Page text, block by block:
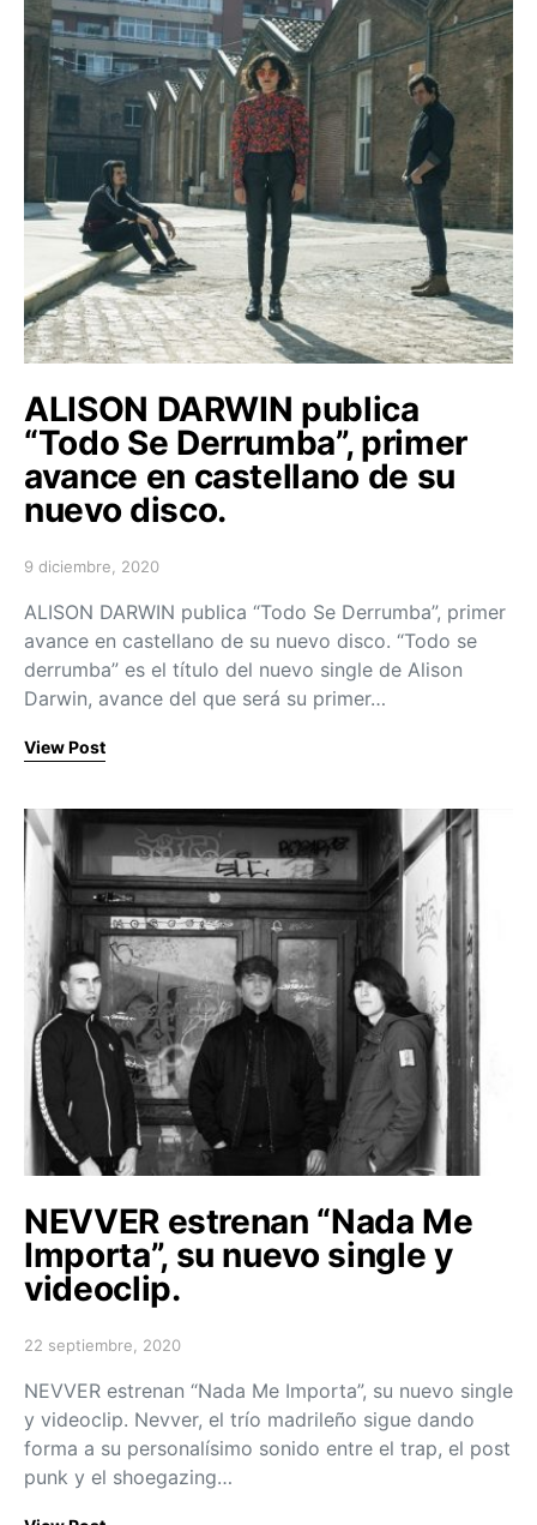
ALISON DARWIN publica
“Todo Se Derrumba”, primer
avance en castellano de su
nuevo disco.
Posted on
9 diciembre, 2020
ALISON DARWIN publica “Todo Se Derrumba”, primer
avance en castellano de su nuevo disco. “Todo se
derrumba” es el título del nuevo single de Alison
Darwin, avance del que será su primer…
View Post
NEVVER estrenan “Nada Me
Importa”, su nuevo single y
videoclip.
Posted on
22 septiembre, 2020
NEVVER estrenan “Nada Me Importa”, su nuevo single
y videoclip. Nevver, el trío madrileño sigue dando
forma a su personalísimo sonido entre el trap, el post
punk y el shoegazing…